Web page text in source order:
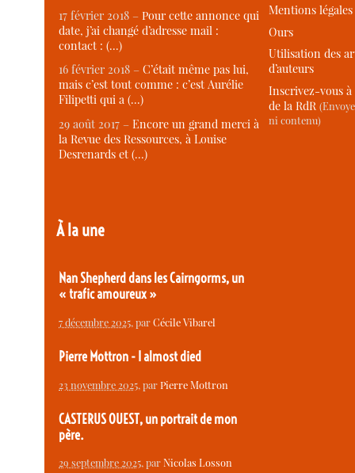
17 février 2018 –Pour cette annonce qui
date, j’ai changé d’adresse mail :
contact : (…)
16 février 2018 –C’était même pas lui,
mais c’est tout comme : c’est Aurélie
Filipetti qui a (…)
29 août 2017 –Encore un grand merci à
la Revue des Ressources, à Louise
Desrenards et (…)
À la une
Nan Shepherd dans les Cairngorms, un
« trafic amoureux »
7 décembre 2025, parCécile Vibarel
Pierre Mottron - I almost died
23 novembre 2025, parPierre Mottron
CASTERUS OUEST, un portrait de mon
père.
29 septembre 2025, parNicolas Losson
Mentions légales
Ours
Utilisation des
d’auteurs
Inscrivez-vous
de la RdR
ni contenu)